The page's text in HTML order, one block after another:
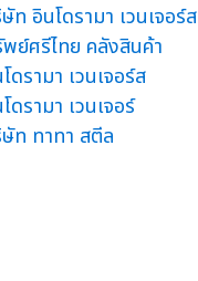
ท อินโดรามา เวนเจอร์ส
ย์ศรีไทย คลังสินค้า
ดรามา เวนเจอร์ส
ดรามา เวนเจอร์
ท ทาทา สตีล